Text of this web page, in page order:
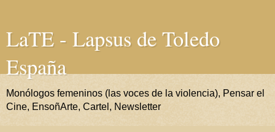
LaTE - Lapsus de Toledo
España
Monólogos femeninos (las voces de la violencia), Pensar el
Cine, EnsoñArte, Cartel, Newsletter